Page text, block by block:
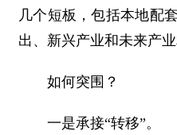
几个短板，包括本地配
出、新兴产业和未来产业
如何突围？
一是承接“转移”。